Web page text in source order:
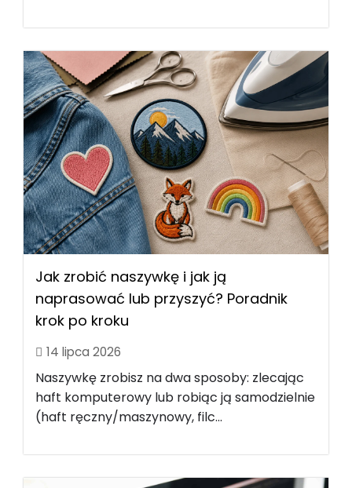
Jak zrobić naszywkę i jak ją
naprasować lub przyszyć? Poradnik
krok po kroku
14 lipca 2026
Naszywkę zrobisz na dwa sposoby: zlecając
haft komputerowy lub robiąc ją samodzielnie
(haft ręczny/maszynowy, filc...